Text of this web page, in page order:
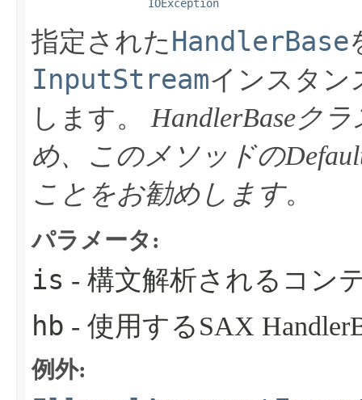
IOException
指定されたHandlerBase
InputStreamインスタン
します。
HandlerBaseク
め、このメソッドの
ことをお勧めします。
パラメータ:
is - 構文解析されるコン
hb - 使用するSAX
例外: